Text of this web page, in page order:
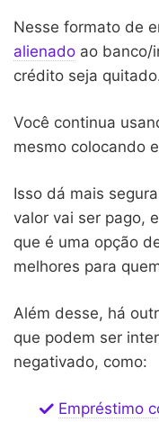
Nesse formato de
alienado ao banco/
crédito seja
Você continua
mesmo colocando
Isso dá mais
valor vai ser pago,
que é uma opção
melhores para
Além desse, há
que podem ser
negativado, como:
Empréstimo